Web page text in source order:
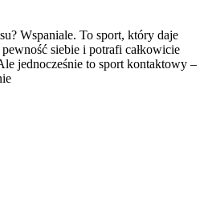
Wspaniale. To sport, który daje
siebie i potrafi całkowicie
jednocześnie to sport kontaktowy –